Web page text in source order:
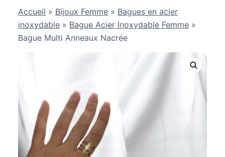
Accueil » Bijoux Femme » Bagues en acier
inoxydable » Bague Acier Inoxydable Femme »
Bague Multi Anneaux Nacrée